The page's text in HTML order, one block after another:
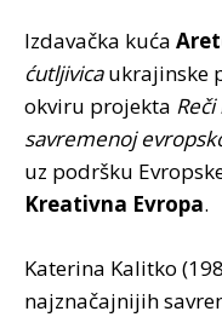
Izdavačka kuća
ćutljivicaukrajinske
okviru projekta
savremenoj
uz podršku
Kreativna Evropa.
Katerina Kalitko
najznačajnijih